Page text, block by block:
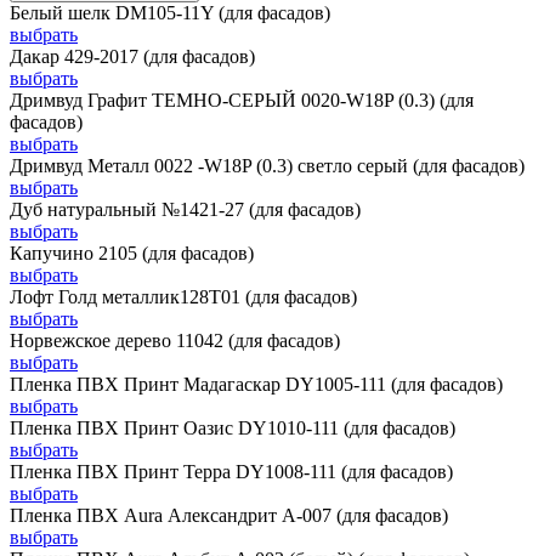
Белый шелк DM105-11Y (для фасадов)
выбрать
Дакар 429-2017 (для фасадов)
выбрать
Дримвуд Графит ТЕМНО-СЕРЫЙ 0020-W18P (0.3) (для
фасадов)
выбрать
Дримвуд Металл 0022 -W18P (0.3) светло серый (для фасадов)
выбрать
Дуб натуральный №1421-27 (для фасадов)
выбрать
Капучино 2105 (для фасадов)
выбрать
Лофт Голд металлик128Т01 (для фасадов)
выбрать
Норвежское дерево 11042 (для фасадов)
выбрать
Пленка ПВХ Принт Мадагаскар DY1005-111 (для фасадов)
выбрать
Пленка ПВХ Принт Оазис DY1010-111 (для фасадов)
выбрать
Пленка ПВХ Принт Терра DY1008-111 (для фасадов)
выбрать
Пленка ПВХ Aura Александрит А-007 (для фасадов)
выбрать